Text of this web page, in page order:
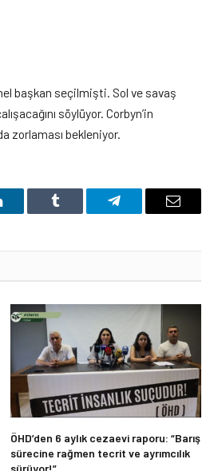
başkan seçilmişti. Sol ve savaş
söylüyor. Corbyn’in
zorlaması bekleniyor.
Tumblr Telegram Email
ÖHD’den 6 aylık cezaevi raporu: “Barış
sürecine rağmen tecrit ve ayrımcılık
sürüyor!”